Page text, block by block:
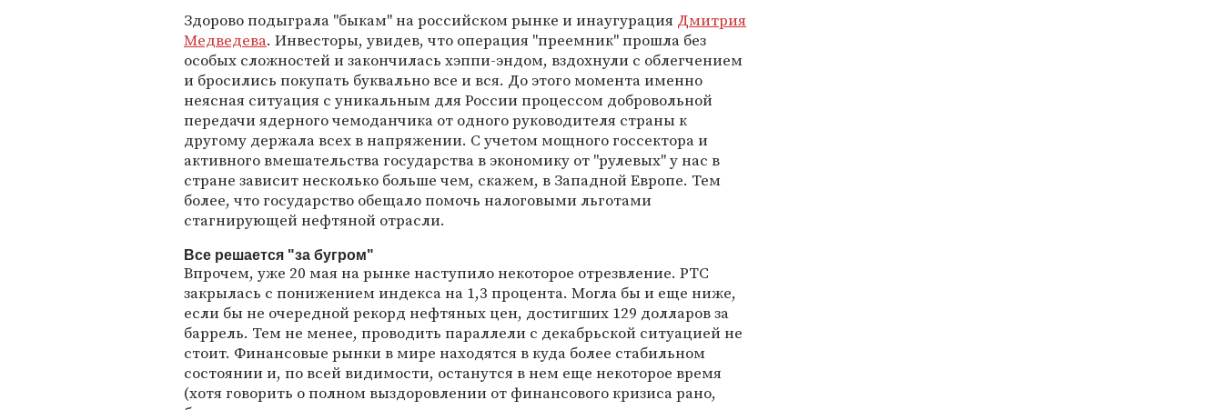
Здорово подыграла "быкам" на российском рынке и инаугурация Дмитрия
Медведева. Инвесторы, увидев, что операция "преемник" прошла без
особых сложностей и закончилась хэппи-эндом, вздохнули с облегчением
и бросились покупать буквально все и вся. До этого момента именно
неясная ситуация с уникальным для России процессом добровольной
передачи ядерного чемоданчика от одного руководителя страны к
другому держала всех в напряжении. С учетом мощного госсектора и
активного вмешательства государства в экономику от "рулевых" у нас в
стране зависит несколько больше чем, скажем, в Западной Европе. Тем
более, что государство обещало помочь налоговыми льготами
стагнирующей нефтяной отрасли.
Все решается "за бугром"
Впрочем, уже 20 мая на рынке наступило некоторое отрезвление. РТС
закрылась с понижением индекса на 1,3 процента. Могла бы и еще ниже,
если бы не очередной рекорд нефтяных цен, достигших 129 долларов за
баррель. Тем не менее, проводить параллели с декабрьской ситуацией не
стоит. Финансовые рынки в мире находятся в куда более стабильном
состоянии и, по всей видимости, останутся в нем еще некоторое время
(хотя говорить о полном выздоровлении от финансового кризиса рано,